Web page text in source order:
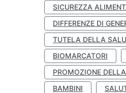
SICUREZZA
DIFFERENZE DI
TUTELA DELLA
BIOMARCATORI
PROMOZIONE
BAMBINI